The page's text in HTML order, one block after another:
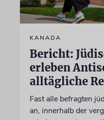
KANADA
Bericht:
erleben
alltägliche
Fast alle befragten
an, innerhalb der